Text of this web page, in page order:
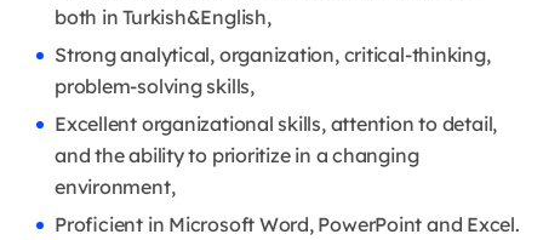
both in Turkish&English,
Strong analytical, organization, critical-thinking,
problem-solving skills,
Excellent organizational skills, attention to detail,
and the ability to prioritize in a changing
environment,
Proficient in Microsoft Word, PowerPoint and Excel.